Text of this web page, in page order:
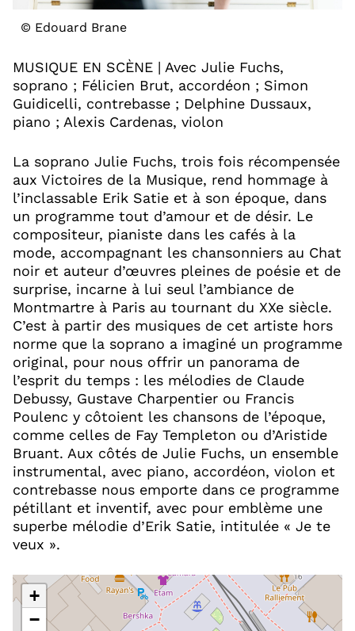
© Edouard Brane
MUSIQUE EN SCÈNE | Avec Julie Fuchs,
soprano ; Félicien Brut, accordéon ; Simon
Guidicelli, contrebasse ; Delphine Dussaux,
piano ; Alexis Cardenas, violon
La soprano Julie Fuchs, trois fois récompensée
aux Victoires de la Musique, rend hommage à
l’inclassable Erik Satie et à son époque, dans
un programme tout d’amour et de désir. Le
compositeur, pianiste dans les cafés à la
mode, accompagnant les chansonniers au Chat
noir et auteur d’œuvres pleines de poésie et de
surprise, incarne à lui seul l’ambiance de
Montmartre à Paris au tournant du XXe siècle.
C’est à partir des musiques de cet artiste hors
norme que la soprano a imaginé un programme
original, pour nous offrir un panorama de
l’esprit du temps : les mélodies de Claude
Debussy, Gustave Charpentier ou Francis
Poulenc y côtoient les chansons de l’époque,
comme celles de Fay Templeton ou d’Aristide
Bruant. Aux côtés de Julie Fuchs, un ensemble
instrumental, avec piano, accordéon, violon et
contrebasse nous emporte dans ce programme
pétillant et inventif, avec pour emblème une
superbe mélodie d’Erik Satie, intitulée « Je te
veux ».
+
−